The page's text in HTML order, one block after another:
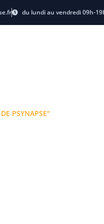
du lundi au vendredi 09h-
PSYNAPSE"